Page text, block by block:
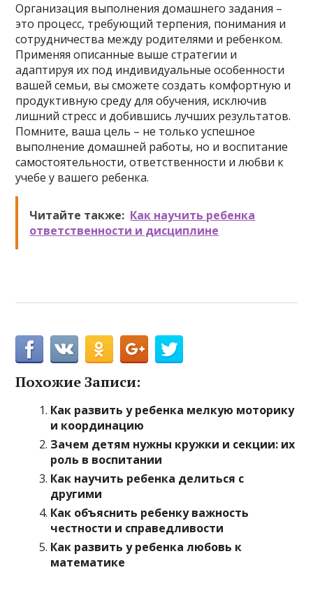
Организация выполнения домашнего задания –
это процесс, требующий терпения, понимания и
сотрудничества между родителями и ребенком.
Применяя описанные выше стратегии и
адаптируя их под индивидуальные особенности
вашей семьи, вы сможете создать комфортную и
продуктивную среду для обучения, исключив
лишний стресс и добившись лучших результатов.
Помните, ваша цель – не только успешное
выполнение домашней работы, но и воспитание
самостоятельности, ответственности и любви к
учебе у вашего ребенка.
Читайте также: Как научить ребенка
ответственности и дисциплине
Похожие Записи:
Как развить у ребенка мелкую моторику
и координацию
Зачем детям нужны кружки и секции: их
роль в воспитании
Как научить ребенка делиться с
другими
Как объяснить ребенку важность
честности и справедливости
Как развить у ребенка любовь к
математике